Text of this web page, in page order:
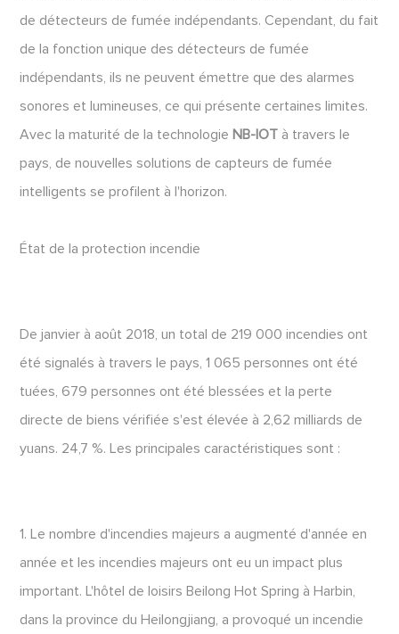
de détecteurs de fumée indépendants. Cependant, du fait
de la fonction unique des détecteurs de fumée
indépendants, ils ne peuvent émettre que des alarmes
sonores et lumineuses, ce qui présente certaines limites.
Avec la maturité de la technologie NB-IOT à travers le
pays, de nouvelles solutions de capteurs de fumée
intelligents se profilent à l'horizon.
État de la protection incendie
De janvier à août 2018, un total de 219 000 incendies ont
été signalés à travers le pays, 1 065 personnes ont été
tuées, 679 personnes ont été blessées et la perte
directe de biens vérifiée s'est élevée à 2,62 milliards de
yuans. 24,7 %. Les principales caractéristiques sont :
1. Le nombre d'incendies majeurs a augmenté d'année en
année et les incendies majeurs ont eu un impact plus
important. L'hôtel de loisirs Beilong Hot Spring à Harbin,
dans la province du Heilongjiang, a provoqué un incendie